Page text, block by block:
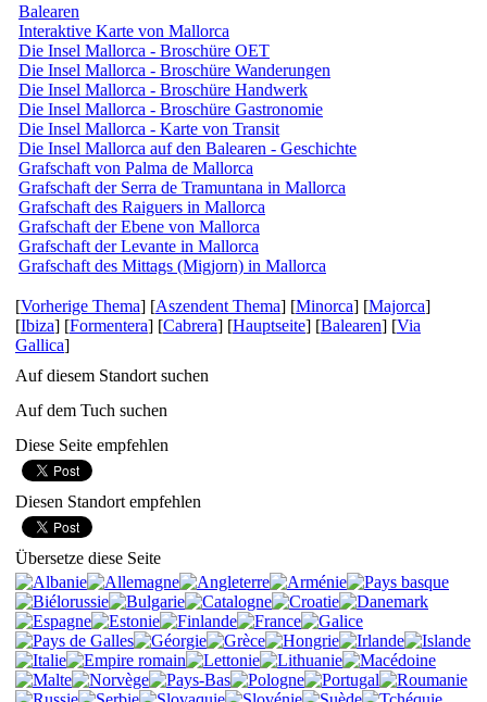
Balearen
Interaktive Karte von Mallorca
Die Insel Mallorca - Broschüre OET
Die Insel Mallorca - Broschüre Wanderungen
Die Insel Mallorca - Broschüre Handwerk
Die Insel Mallorca - Broschüre Gastronomie
Die Insel Mallorca - Karte von Transit
Die Insel Mallorca auf den Balearen - Geschichte
Grafschaft von Palma de Mallorca
Grafschaft der Serra de Tramuntana in Mallorca
Grafschaft des Raiguers in Mallorca
Grafschaft der Ebene von Mallorca
Grafschaft der Levante in Mallorca
Grafschaft des Mittags (Migjorn) in Mallorca
[Vorherige Thema] [Aszendent Thema] [Minorca] [Majorca]
[Ibiza] [Formentera] [Cabrera] [Hauptseite] [Balearen] [Via
Gallica]
Auf diesem Standort suchen
Auf dem Tuch suchen
Diese Seite empfehlen
Diesen Standort empfehlen
Übersetze diese Seite